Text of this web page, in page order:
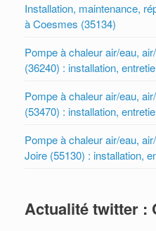
Installation, maintenance,
à Coesmes (35134)
Pompe à chaleur air/eau,
(36240) : installation,
Pompe à chaleur air/eau,
(53470) : installation,
Pompe à chaleur air/eau,
Joire (55130) : installation,
Actualité twitter :